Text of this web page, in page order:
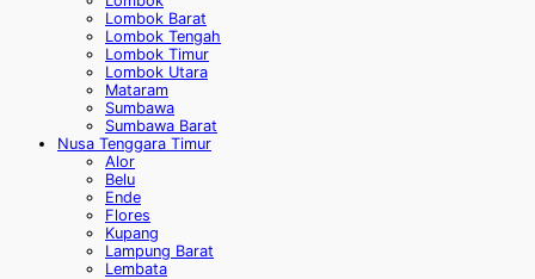
Lombok Barat
Lombok Tengah
Lombok Timur
Lombok Utara
Mataram
Sumbawa
Sumbawa Barat
Nusa Tenggara Timur
Alor
Belu
Ende
Flores
Kupang
Lampung Barat
Lembata